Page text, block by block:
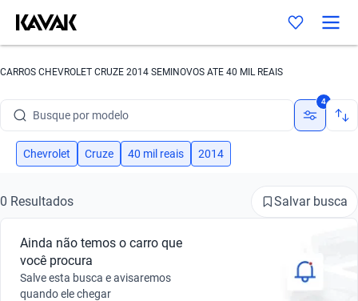
CARROS CHEVROLET CRUZE 2014 SEMINOVOS ATE 40 MIL REAIS
Busque por modelo
Busque por versão
Busque por marca
Busque por modelo
Busque por versão
4
Chevrolet Cruze 40 mil reais 2014
0 Resultados Salvar busca
Ainda não temos o carro que
você procura
Salve esta busca e avisaremos
quando ele chegar